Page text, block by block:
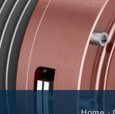
Controllo
Circuiti idraulici Integrati